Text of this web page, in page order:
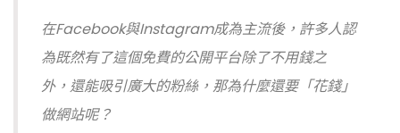
在Facebook與Instagram成為主流後，許多人認
為既然有了這個免費的公開平台除了不用錢之
外，還能吸引廣大的粉絲，那為什麼還要「花錢」
做網站呢？